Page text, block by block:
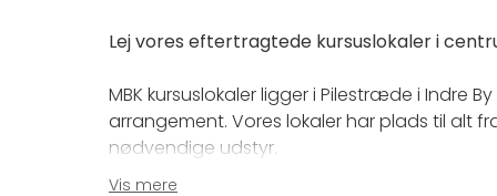
Lej vores eftertragtede kursuslokaler i
MBK kursuslokaler ligger i Pilestræde i Indre
arrangement. Vores lokaler har plads til alt
nødvendige udstyr.
Vis mere